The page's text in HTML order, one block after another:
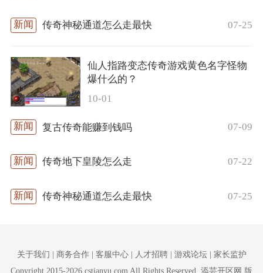
传奇神秘通道怎么走最快 07-25
仙人指路变态传奇游戏黄色名字怪物
爆什么的？
10-01
复古传奇能赚到钱吗 07-09
传奇地下皇陵怎么走 07-22
传奇神秘通道怎么走最快 07-25
关于我们 | 商务合作 | 客服中心 | 人才招聘 | 游戏论坛 | 家长监护
Copyright 2015-2026 cstianyu.com All Rights Reserved. 添芸开区网 版